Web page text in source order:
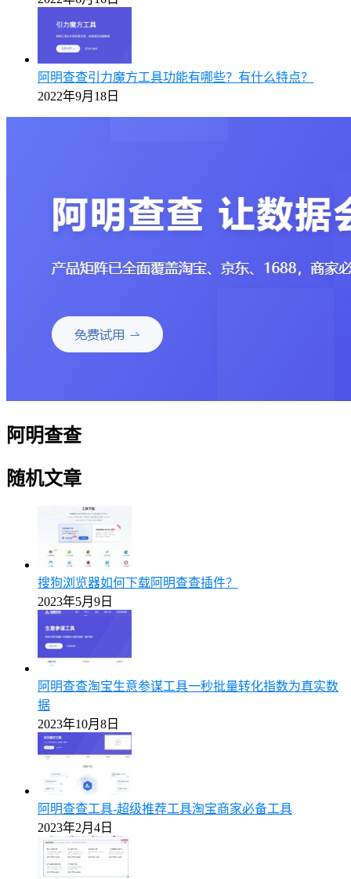
阿明查查引力魔方工具功能有哪些？有什么特点？
2022年9月18日
阿明查查
随机文章
搜狗浏览器如何下载阿明查查插件？
2023年5月9日
阿明查查淘宝生意参谋工具一秒批量转化指数为真实数
据
2023年10月8日
阿明查查工具-超级推荐工具淘宝商家必备工具
2023年2月4日